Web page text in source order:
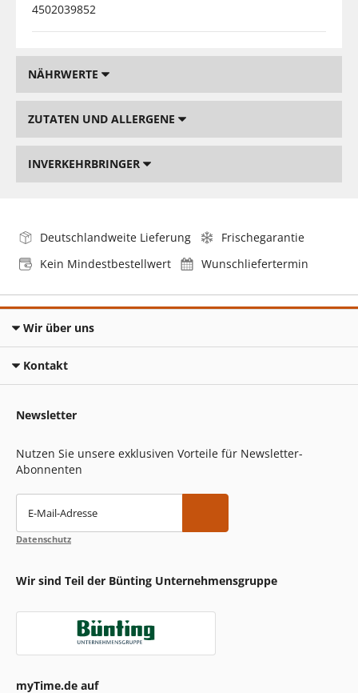
4502039852
NÄHRWERTE
ZUTATEN UND ALLERGENE
INVERKEHRBRINGER
Deutschlandweite Lieferung
Frischegarantie
Kein Mindestbestellwert
Wunschliefertermin
Wir über uns
Kontakt
Newsletter
Nutzen Sie unsere exklusiven Vorteile für Newsletter-
Abonnenten
E-Mail-Adresse
Datenschutz
Wir sind Teil der Bünting Unternehmensgruppe
myTime.de auf